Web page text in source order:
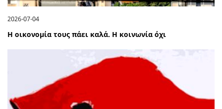
2026-07-04
Η οικονομία τους πάει καλά. Η κοινωνία όχι